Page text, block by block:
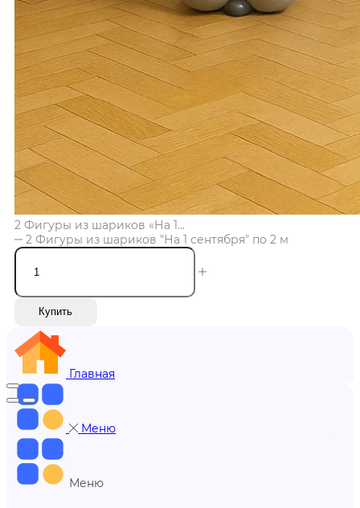
2 Фигуры из шариков «На 1...
2 Фигуры из шариков "На 1 сентября" по 2 м
Купить
Главная
Меню
Меню